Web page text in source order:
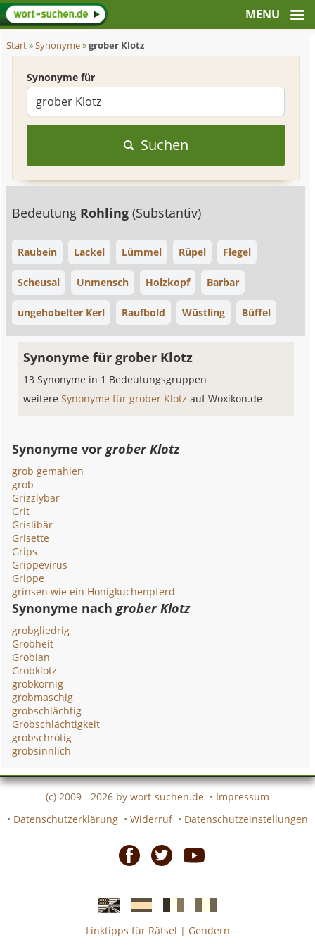
Start»Synonyme»grober Klotz
Synonyme für
Suchen
Bedeutung Rohling(Substantiv)
Raubein Lackel Lümmel Rüpel Flegel
Scheusal Unmensch Holzkopf Barbar
ungehobelter Kerl Raufbold Wüstling Büffel
Synonyme für grober Klotz
13 Synonyme in 1 Bedeutungsgruppen
weitereSynonyme für grober Klotzauf Woxikon.de
Synonyme vorgrober Klotz
grob gemahlen
grob
Grizzlybär
Grit
Grislibär
Grisette
Grips
Grippevirus
Grippe
grinsen wie ein Honigkuchenpferd
Synonyme nachgrober Klotz
grobgliedrig
Grobheit
Grobian
Grobklotz
grobkörnig
grobmaschig
grobschlächtig
Grobschlächtigkeit
grobschrötig
grobsinnlich
(c) 2009 - 2026 by wort-suchen.de • Impressum
• Datenschutzerklärung • Widerruf • Datenschutzeinstellungen
EnglischeSpanischefranzösicheitalienische
Linktipps für Rätsel | Gendern